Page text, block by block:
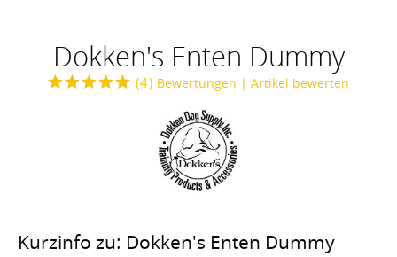
Dokken's Enten Dummy
(4) Bewertungen | Artikel bewerten
Kurzinfo zu: Dokken's Enten Dummy